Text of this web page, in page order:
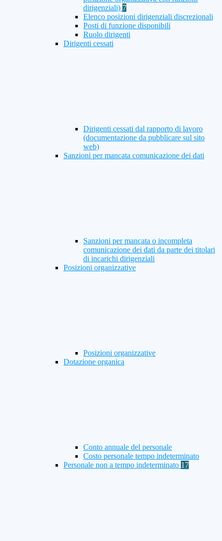
dirigenziali) 7
Elenco posizioni dirigenziali discrezionali
Posti di funzione disponibili
Ruolo dirigenti
Dirigenti cessati
Dirigenti cessati dal rapporto di lavoro
(documentazione da pubblicare sul sito
web)
Sanzioni per mancata comunicazione dei dati
Sanzioni per mancata o incompleta
comunicazione dei dati da parte dei titolari
di incarichi dirigenziali
Posizioni organizzative
Posizioni organizzative
Dotazione organica
Conto annuale del personale
Costo personale tempo indeterminato
Personale non a tempo indeterminato 17